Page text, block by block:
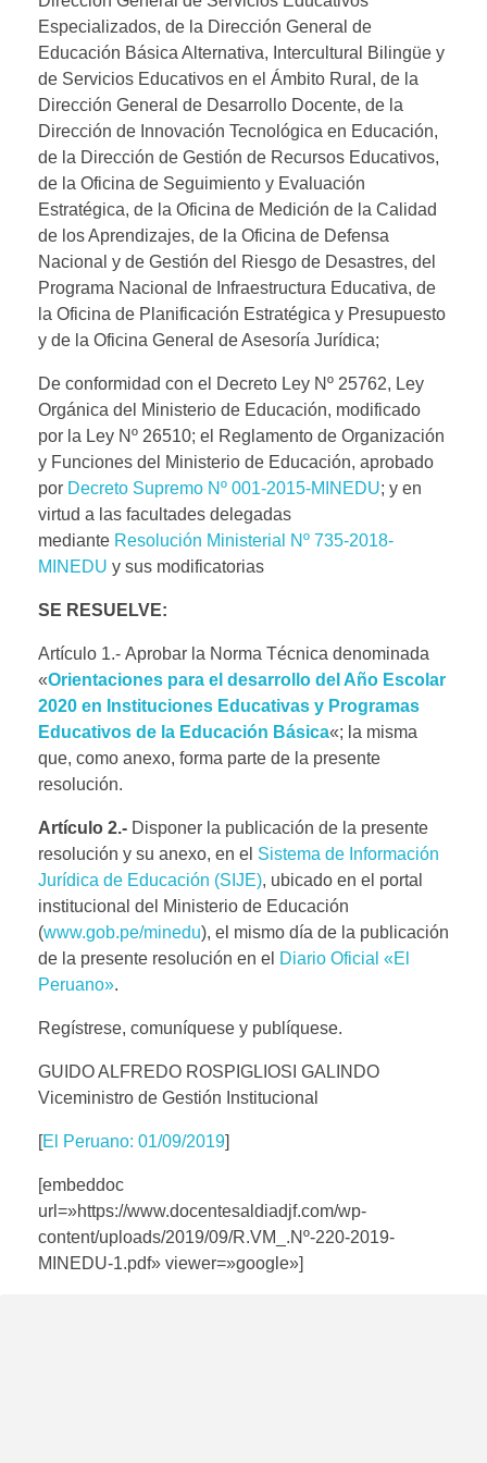
Especializados, de la Dirección General de
Educación Básica Alternativa, Intercultural Bilingüe y
de Servicios Educativos en el Ámbito Rural, de la
Dirección General de Desarrollo Docente, de la
Dirección de Innovación Tecnológica en Educación,
de la Dirección de Gestión de Recursos Educativos,
de la Oficina de Seguimiento y Evaluación
Estratégica, de la Oficina de Medición de la Calidad
de los Aprendizajes, de la Oficina de Defensa
Nacional y de Gestión del Riesgo de Desastres, del
Programa Nacional de Infraestructura Educativa, de
la Oficina de Planificación Estratégica y Presupuesto
y de la Oficina General de Asesoría Jurídica;
De conformidad con el Decreto Ley Nº 25762, Ley
Orgánica del Ministerio de Educación, modificado
por la Ley Nº 26510; el Reglamento de Organización
y Funciones del Ministerio de Educación, aprobado
por Decreto Supremo Nº 001-2015-MINEDU; y en
virtud a las facultades delegadas
mediante Resolución Ministerial Nº 735-2018-
MINEDU y sus modificatorias
SE RESUELVE:
Artículo 1.- Aprobar la Norma Técnica denominada
«Orientaciones para el desarrollo del Año Escolar
2020 en Instituciones Educativas y Programas
Educativos de la Educación Básica«; la misma
que, como anexo, forma parte de la presente
resolución.
Artículo 2.- Disponer la publicación de la presente
resolución y su anexo, en el Sistema de Información
Jurídica de Educación (SIJE), ubicado en el portal
institucional del Ministerio de Educación
(www.gob.pe/minedu), el mismo día de la publicación
de la presente resolución en el Diario Oficial «El
Peruano».
Regístrese, comuníquese y publíquese.
GUIDO ALFREDO ROSPIGLIOSI GALINDO
Viceministro de Gestión Institucional
[El Peruano: 01/09/2019]
[embeddoc
url=»https://www.docentesaldiadjf.com/wp-
content/uploads/2019/09/R.VM_.Nº-220-2019-
MINEDU-1.pdf» viewer=»google»]